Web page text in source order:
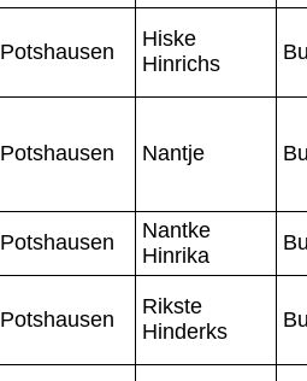
Potshausen
Hiske
Hinrichs
Potshausen Nantje
Potshausen
Nantke
Hinrika
Potshausen
Rikste
Hinderks